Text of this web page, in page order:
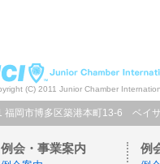
(C) 2011 Junior Chamber
福岡市博多区築港本町13-6 ベ
例会・事業案内 例